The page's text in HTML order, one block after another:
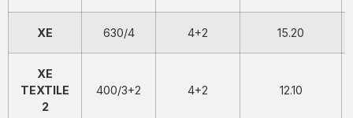
XE 630/4 4+2 15.20
XE
TEXTILE
2
400/3+2 4+2 12.10